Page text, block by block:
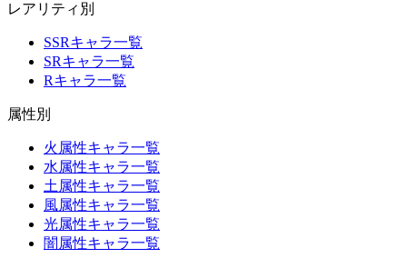
レアリティ別
SSRキャラ一覧
SRキャラ一覧
Rキャラ一覧
属性別
火属性キャラ一覧
水属性キャラ一覧
土属性キャラ一覧
風属性キャラ一覧
光属性キャラ一覧
闇属性キャラ一覧